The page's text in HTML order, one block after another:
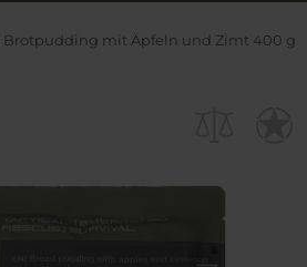
Brotpudding mit Äpfeln und Zimt 400 g